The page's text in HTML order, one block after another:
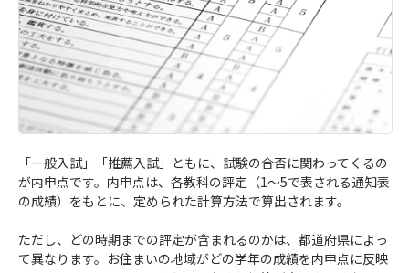
「一般入試」「推薦入試」ともに、試験の合否に関わってくるの
が内申点です。内申点は、各教科の評定（1～5で表される通知表
の成績）をもとに、定められた計算方法で算出されます。
ただし、どの時期までの評定が含まれるのかは、都道府県によっ
て異なります。お住まいの地域がどの学年の成績を内申点に反映